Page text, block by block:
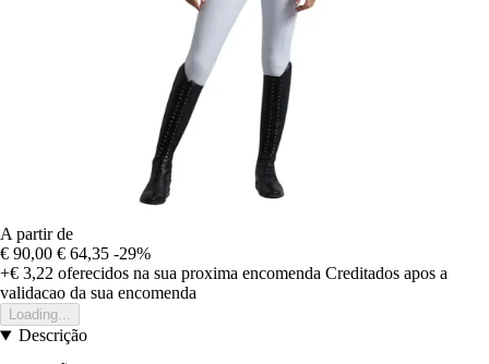
A partir de
€ 90,00 € 64,35 -29%
+€ 3,22 oferecidos na sua proxima encomenda Creditados apos a
validacao da sua encomenda
Loading...
Descrição